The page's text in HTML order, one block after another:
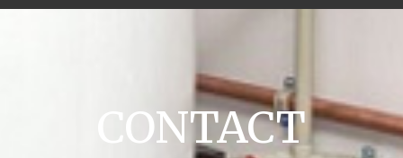
CONTACT